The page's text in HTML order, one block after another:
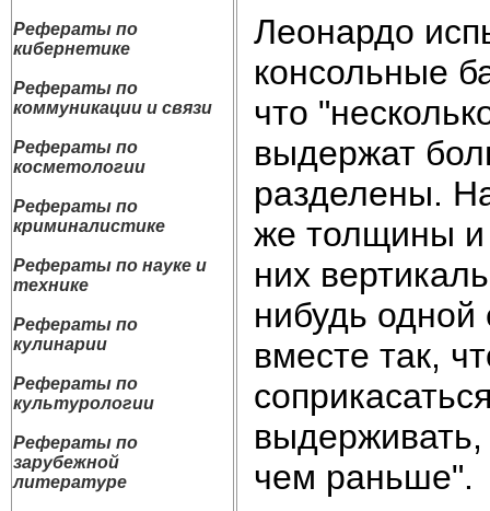
Рефераты по
кибернетике
Рефераты по
коммуникации и связи
Рефераты по
косметологии
Рефераты по
криминалистике
Рефераты по науке и
технике
Рефераты по
кулинарии
Рефераты по
культурологии
Рефераты по
зарубежной
литературе
Леонардо
консольные
что
выдержат
разделены.
же толщины и
них
нибудь
вместе так,
чем раньше".